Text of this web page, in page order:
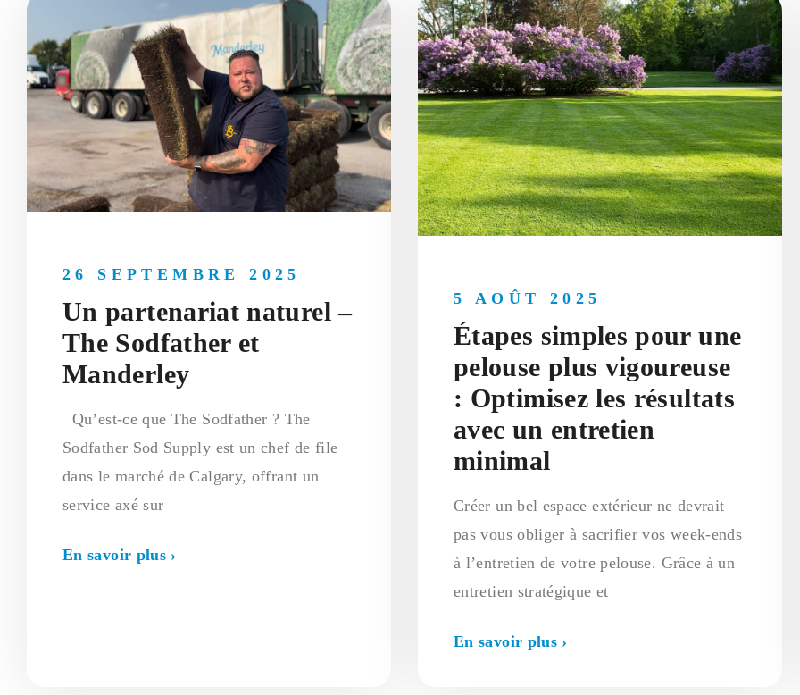
Un partenariat naturel –
The Sodfather et
Manderley
26 SEPTEMBRE 2025
Qu’est-ce que The Sodfather ? The
Sodfather Sod Supply est un chef de file
dans le marché de Calgary, offrant un
service axé sur
En savoir plus ›
Étapes simples pour une
pelouse plus vigoureuse
: Optimisez les résultats
avec un entretien
minimal
5 AOÛT 2025
Créer un bel espace extérieur ne devrait
pas vous obliger à sacrifier vos week-ends
à l’entretien de votre pelouse. Grâce à un
entretien stratégique et
En savoir plus ›